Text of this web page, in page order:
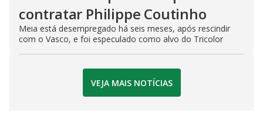
contratar Philippe Coutinho
Meia está desempregado há seis meses, após rescindir
com o Vasco, e foi especulado como alvo do Tricolor
VEJA MAIS NOTÍCIAS